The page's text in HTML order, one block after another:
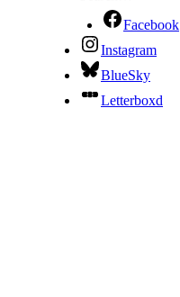
Facebook
Instagram
BlueSky
Letterboxd